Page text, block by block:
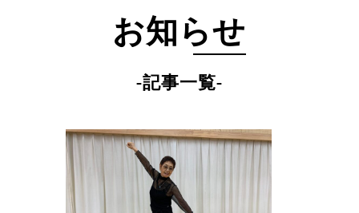
お知らせ
-記事一覧-